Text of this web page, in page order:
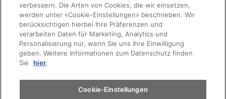
Terminvereinbarung
Auto finden
Elektromobilität
verbessern. Die Arten von Cookies, die wir einsetzen,
werden unter «Cookie-Einstellungen» beschrieben. Wir
berücksichtigen hierbei Ihre Präferenzen und
verarbeiten Daten für Marketing, Analytics und
Personalisierung nur, wenn Sie uns Ihre Einwilligung
geben. Weitere Informationen zum Datenschutz finden
Sie
hier.
Cookie-Einstellungen